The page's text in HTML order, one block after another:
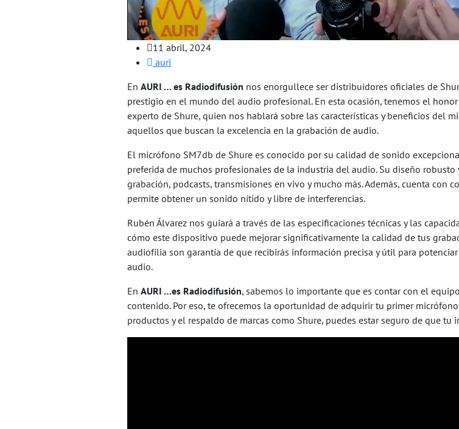
11 abril, 2024
auri
En AURI … es Radiodifusión nos enorgullece ser distribuidores oficiales de
prestigio en el mundo del audio profesional. En esta ocasión, tenemos el
experto de Shure, quien nos hablará sobre las características y beneficios del
aquellos que buscan la excelencia en la grabación de audio.
El micrófono SM7db de Shure es conocido por su calidad de sonido
preferida de muchos profesionales de la industria del audio. Su diseño
grabación, podcasts, transmisiones en vivo y mucho más. Además, cuenta con
permite obtener un sonido nítido y libre de interferencias.
Rubén Álvarez nos guiará a través de las especificaciones técnicas y las
cómo este dispositivo puede mejorar significativamente la calidad de tus
audiofília son garantía de que recibirás información precisa y útil para
audio.
En AURI …es Radiodifusión, sabemos lo importante que es contar con el
contenido. Por eso, te ofrecemos la oportunidad de adquirir tu primer
productos y el respaldo de marcas como Shure, puedes estar seguro de que tu